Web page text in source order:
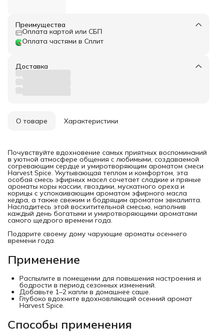
Преимущества
Оплата картой или СБП
Оплата частями в Сплит
Доставка
О товаре Характеристики
Почувствуйте вдохновение самых приятных воспоминаний
в уютной атмосфере общения с любимыми, создаваемой
согревающим сердце и умиротворяющим ароматом смеси
Harvest Spice. Укутывающая теплом и комфортом, эта
особая смесь эфирных масел сочетает сладкие и пряные
ароматы коры кассии, гвоздики, мускатного ореха и
корицы с успокаивающим ароматом эфирного масла
кедра, а также свежим и бодрящим ароматом эвкалипта.
Насладитесь этой восхитительной смесью, наполнив
каждый день богатыми и умиротворяющими ароматами
самого щедрого времени года.
Подарите своему дому чарующие ароматы осеннего
времени года.
Применение
Распылите в помещении для повышения настроения и
бодрости в период сезонных изменений.
Добавьте 1–2 капли в домашнее саше.
Глубоко вдохните вдохновляющий осенний аромат
Harvest Spice.
Способы применения